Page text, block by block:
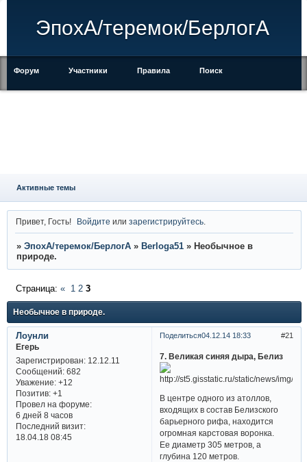
ЭпохА/теремок/БерлогА
Форум Участники Правила Поиск
Активные темы
Привет, Гость! Войдите илизарегистрируйтесь
» ЭпохА/теремок/БерлогА » Berloga51 » Необычное в
природе.
Необычное в природе.
Страница: « 1 2 3
Поделиться 21
04.12.14 18:33
Лоунли
Егерь
Зарегистрирован: 12.12.11
Сообщений:682
Уважение: +12
Позитив: +1
Провел на форуме:
6 дней 8 часов
Последний визит:
18.04.18 08:45
7. Великая синяя дыра, Белиз
В центре одного из атоллов,
входящих в состав Белизского
барьерного рифа, находится
огромная карстовая воронка.
Ее диаметр 305 метров, а
глубина 120 метров.